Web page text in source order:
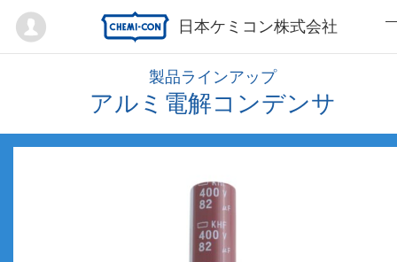
日本ケミコン株式会社
Mypage
製品ラインアップ
アルミ電解コンデンサ